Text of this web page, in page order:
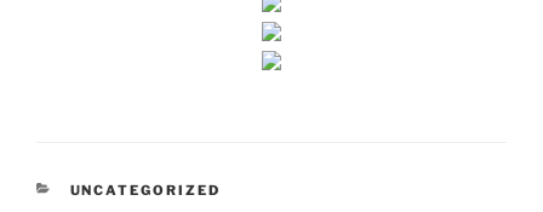
CATEGORÍAS
UNCATEGORIZED